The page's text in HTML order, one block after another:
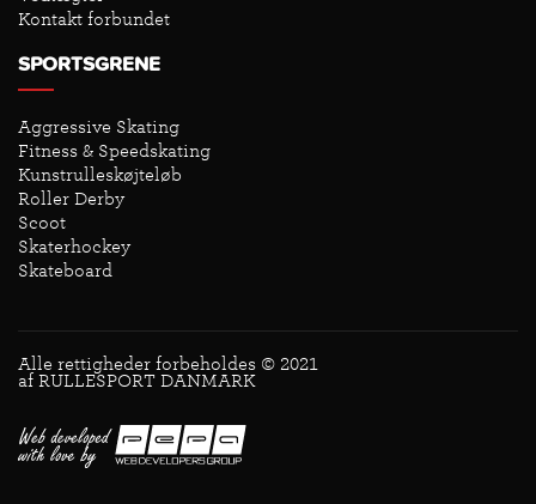
Kontakt forbundet
SPORTSGRENE
Aggressive Skating
Fitness & Speedskating
Kunstrulleskøjteløb
Roller Derby
Scoot
Skaterhockey
Skateboard
Alle rettigheder forbeholdes © 2021
af RULLESPORT DANMARK